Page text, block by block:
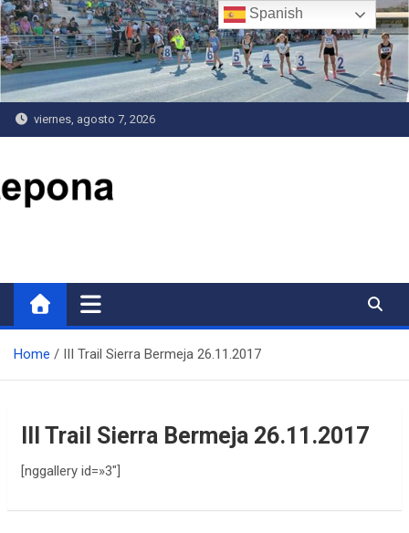
Saltar
al
contenido
viernes, agosto 7, 2026
Home III Trail Sierra Bermeja 26.11.2017
III Trail Sierra Bermeja 26.11.2017
[nggallery id=»3″]
Spanish